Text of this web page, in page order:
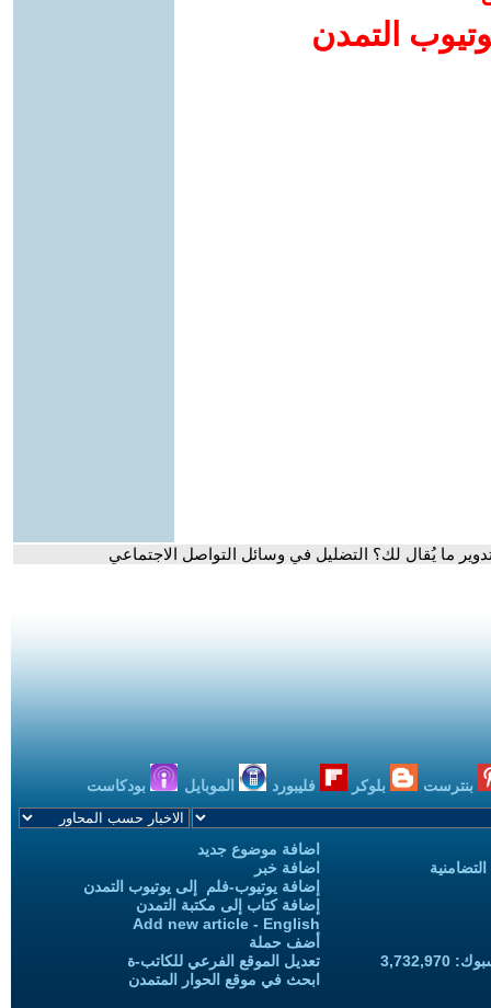
التمدن
ما يُقال لك؟ التضليل في وسائل التواصل الاجتماعي
بنترست بلوكر فليبورد الموبايل بودكاست
اضافة موضوع جديد
اضافة خبر
إضافة يوتيوب-فلم إلى يوتيوب التمدن
إضافة كتاب إلى مكتبة التمدن
Add new article - English
أضف حملة
تعديل الموقع الفرعي للكاتب-ة
ابحث في موقع الحوار المتمدن